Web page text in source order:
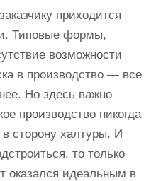
приходится
Типовые формы,
возможности
в производство — все
Но здесь важно
производство никогда
сторону халтуры. И
то только
оказался идеальным в